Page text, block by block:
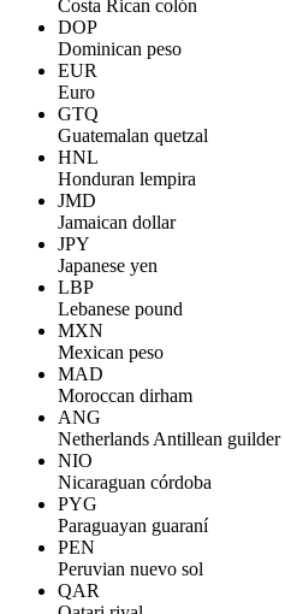
Costa Rican colón
DOP
Dominican peso
EUR
Euro
GTQ
Guatemalan quetzal
HNL
Honduran lempira
JMD
Jamaican dollar
JPY
Japanese yen
LBP
Lebanese pound
MXN
Mexican peso
MAD
Moroccan dirham
ANG
Netherlands Antillean guilder
NIO
Nicaraguan córdoba
PYG
Paraguayan guaraní
PEN
Peruvian nuevo sol
QAR